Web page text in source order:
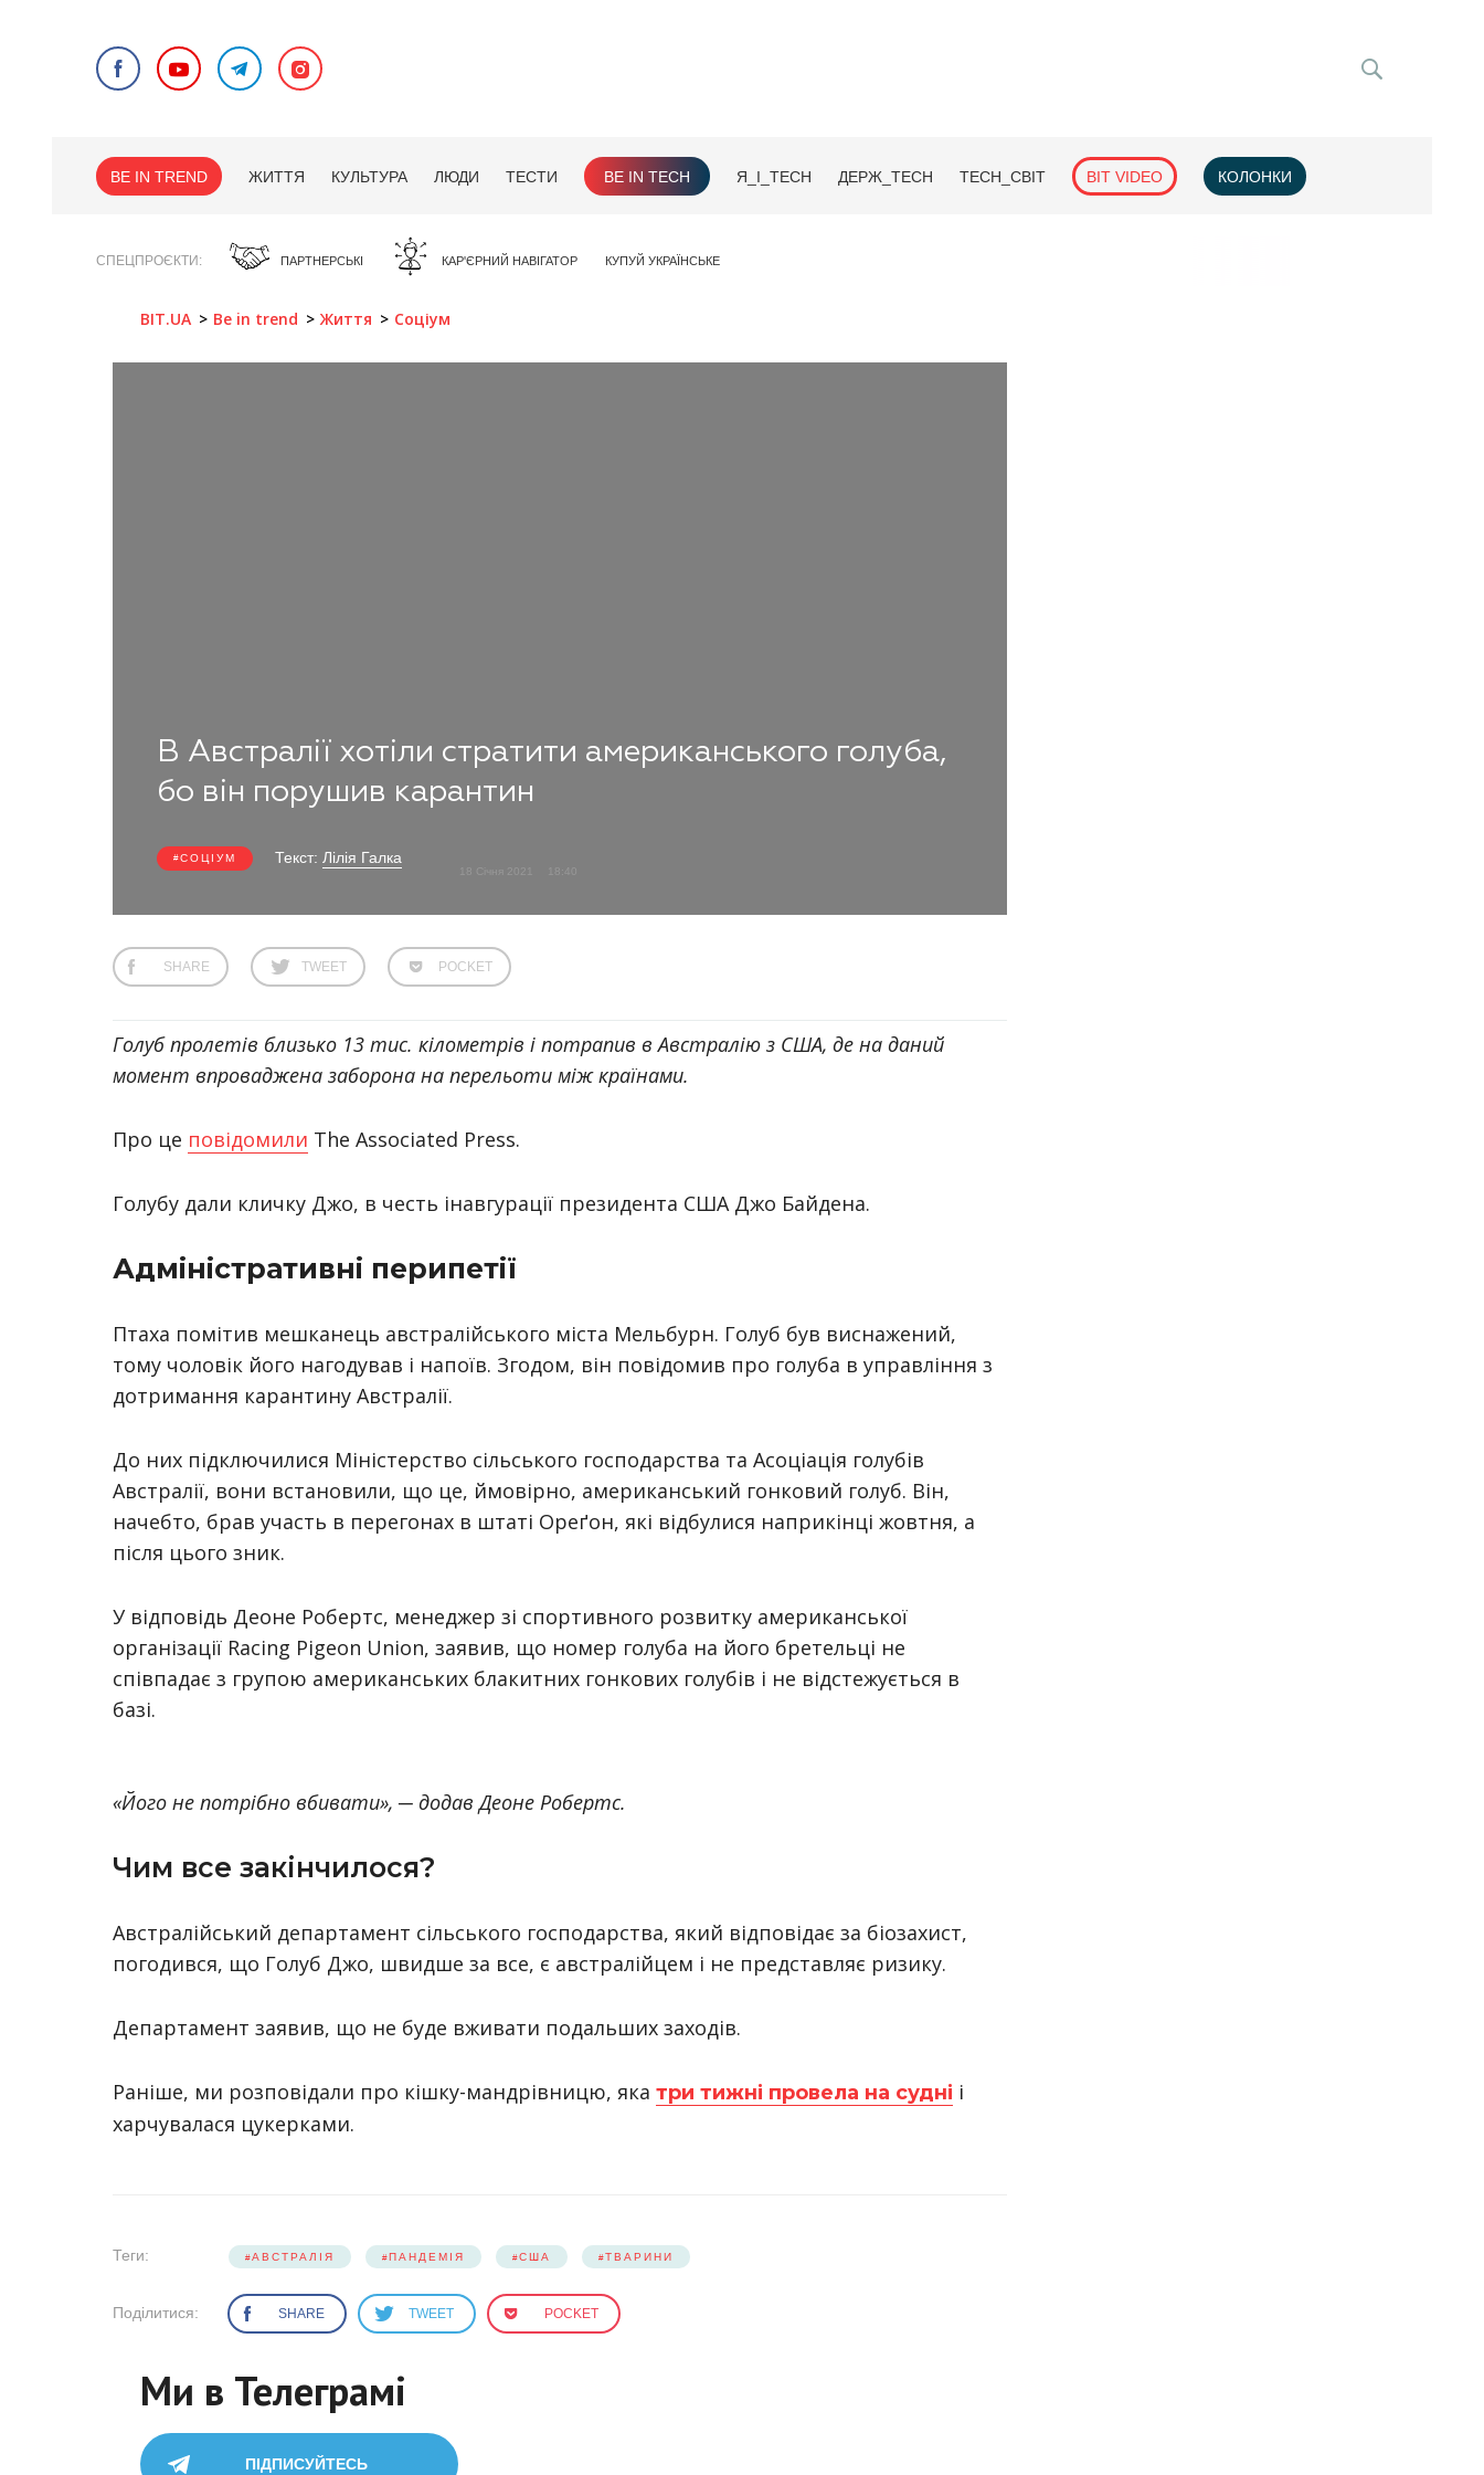
BE IN TREND ЖИТТЯ КУЛЬТУРА ЛЮДИ ТЕСТИ BE IN TECH Я_І_TECH ДЕРЖ_TECH TECH_СВІТ BIT VIDEO КОЛОНКИ
СПЕЦПРОЄКТИ ПАРТНЕРСЬКІ КАР'ЄРНИЙ НАВІГАТОР КУПУЙ УКРАЇНСЬКЕ
BIT.UA Be in trend Життя Соціум
В Австралії хотіли стратити американського голуба,
бо він порушив карантин
СОЦІУМ Текст: Лілія Галка
SHARE TWEET POCKET
Голуб пролетів близько 13 тис. кілометрів і потрапив в Австралію з США, де на даний
момент впроваджена заборона на перельоти між країнами.
Про це повідомили The Associated Press.
Голубу дали кличку Джо, в честь інавгурації президента США Джо Байдена.
Адміністративні перипетії
Птаха помітив мешканець австралійського міста Мельбурн. Голуб був виснажений,
тому чоловік його нагодував і напоїв. Згодом, він повідомив про голуба в управління з
дотримання карантину Австралії.
До них підключилися Міністерство сільського господарства та Асоціація голубів
Австралії, вони встановили, що це, ймовірно, американський гонковий голуб. Він,
начебто, брав участь в перегонах в штаті Ореґон, які відбулися наприкінці жовтня, а
після цього зник.
У відповідь Деоне Робертс, менеджер зі спортивного розвитку американської
організації Racing Pigeon Union, заявив, що номер голуба на його бретельці не
співпадає з групою американських блакитних гонкових голубів і не відстежується в
базі.
«Його не потрібно вбивати», ─ додав Деоне Робертс.
Чим все закінчилося?
Австралійський департамент сільського господарства, який відповідає за біозахист,
погодився, що Голуб Джо, швидше за все, є австралійцем і не представляє ризику.
Департамент заявив, що не буде вживати подальших заходів.
Раніше, ми розповідали про кішку-мандрівницю, яка три тижні провела на судні і
харчувалася цукерками.
Теги: АВСТРАЛІЯ ПАНДЕМІЯ США ТВАРИНИ
Поділитися: SHARE TWEET POCKET
Ми в Телеграмі
ПІДПИСУЙТЕСЬ